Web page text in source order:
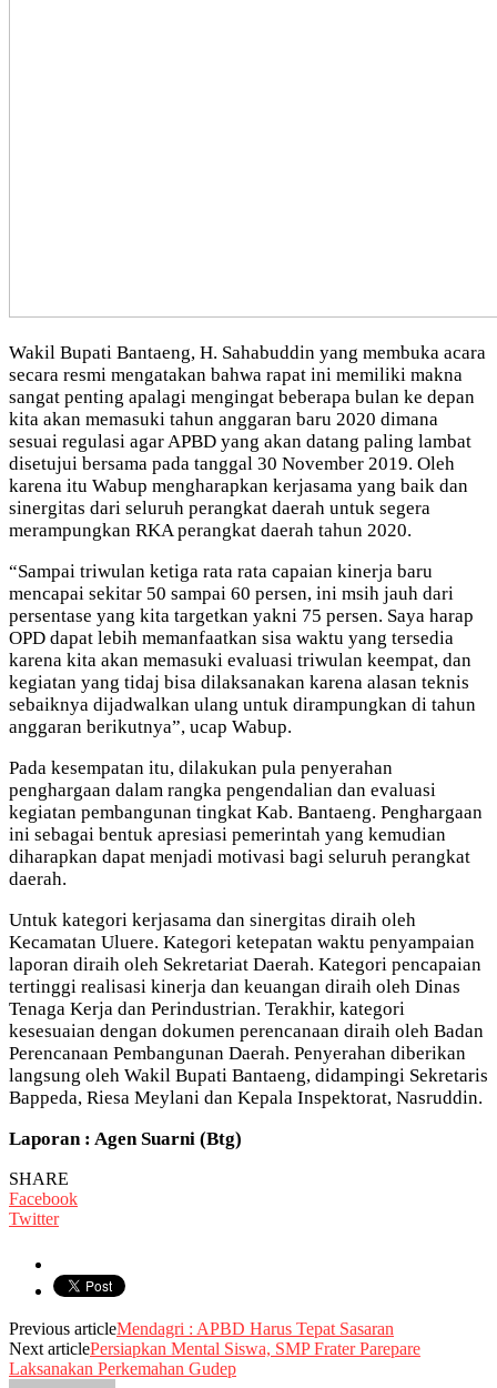
Wakil Bupati Bantaeng, H. Sahabuddin yang membuka acara
secara resmi mengatakan bahwa rapat ini memiliki makna
sangat penting apalagi mengingat beberapa bulan ke depan
kita akan memasuki tahun anggaran baru 2020 dimana
sesuai regulasi agar APBD yang akan datang paling lambat
disetujui bersama pada tanggal 30 November 2019. Oleh
karena itu Wabup mengharapkan kerjasama yang baik dan
sinergitas dari seluruh perangkat daerah untuk segera
merampungkan RKA perangkat daerah tahun 2020.
“Sampai triwulan ketiga rata rata capaian kinerja baru
mencapai sekitar 50 sampai 60 persen, ini msih jauh dari
persentase yang kita targetkan yakni 75 persen. Saya harap
OPD dapat lebih memanfaatkan sisa waktu yang tersedia
karena kita akan memasuki evaluasi triwulan keempat, dan
kegiatan yang tidaj bisa dilaksanakan karena alasan teknis
sebaiknya dijadwalkan ulang untuk dirampungkan di tahun
anggaran berikutnya”, ucap Wabup.
Pada kesempatan itu, dilakukan pula penyerahan
penghargaan dalam rangka pengendalian dan evaluasi
kegiatan pembangunan tingkat Kab. Bantaeng. Penghargaan
ini sebagai bentuk apresiasi pemerintah yang kemudian
diharapkan dapat menjadi motivasi bagi seluruh perangkat
daerah.
Untuk kategori kerjasama dan sinergitas diraih oleh
Kecamatan Uluere. Kategori ketepatan waktu penyampaian
laporan diraih oleh Sekretariat Daerah. Kategori pencapaian
tertinggi realisasi kinerja dan keuangan diraih oleh Dinas
Tenaga Kerja dan Perindustrian. Terakhir, kategori
kesesuaian dengan dokumen perencanaan diraih oleh Badan
Perencanaan Pembangunan Daerah. Penyerahan diberikan
langsung oleh Wakil Bupati Bantaeng, didampingi Sekretaris
Bappeda, Riesa Meylani dan Kepala Inspektorat, Nasruddin.
Laporan : Agen Suarni (Btg)
SHARE
Facebook
Twitter
Previous articleMendagri : APBD Harus Tepat Sasaran
Next articlePersiapkan Mental Siswa, SMP Frater Parepare
Laksanakan Perkemahan Gudep